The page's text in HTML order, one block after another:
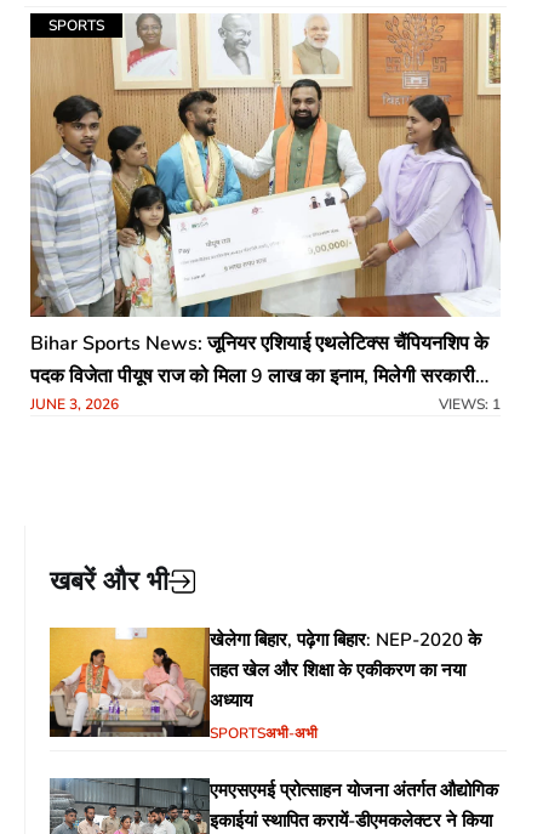
SPORTS
Bihar Sports News: जूनियर एशियाई एथलेटिक्स चैंपियनशिप के
पदक विजेता पीयूष राज को मिला 9 लाख का इनाम, मिलेगी सरकारी
नौकरी
JUNE 3, 2026 VIEWS: 1
खबरें और भी
खेलेगा बिहार, पढ़ेगा बिहार: NEP-2020 के
तहत खेल और शिक्षा के एकीकरण का नया
अध्याय
SPORTSअभी-अभी
एमएसएमई प्रोत्साहन योजना अंतर्गत औद्योगिक
इकाईयां स्थापित करायें-डीएमकलेक्टर ने किया